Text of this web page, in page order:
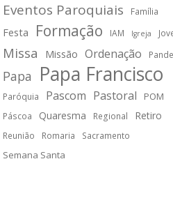
Eventos Paroquiais Família
Festa Formação IAM Igreja
Missa Missão Ordenação
Papa Papa Francisco
Paróquia Pascom Pastoral POM
Páscoa Quaresma Regional Retiro
Reunião Romaria Sacramento
Semana Santa